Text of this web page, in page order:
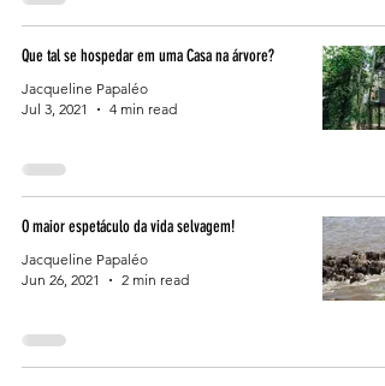
Que tal se hospedar em uma Casa na árvore?
Jacqueline Papaléo
Jul 3, 2021
4 min read
O maior espetáculo da vida selvagem!
Jacqueline Papaléo
Jun 26, 2021
2 min read